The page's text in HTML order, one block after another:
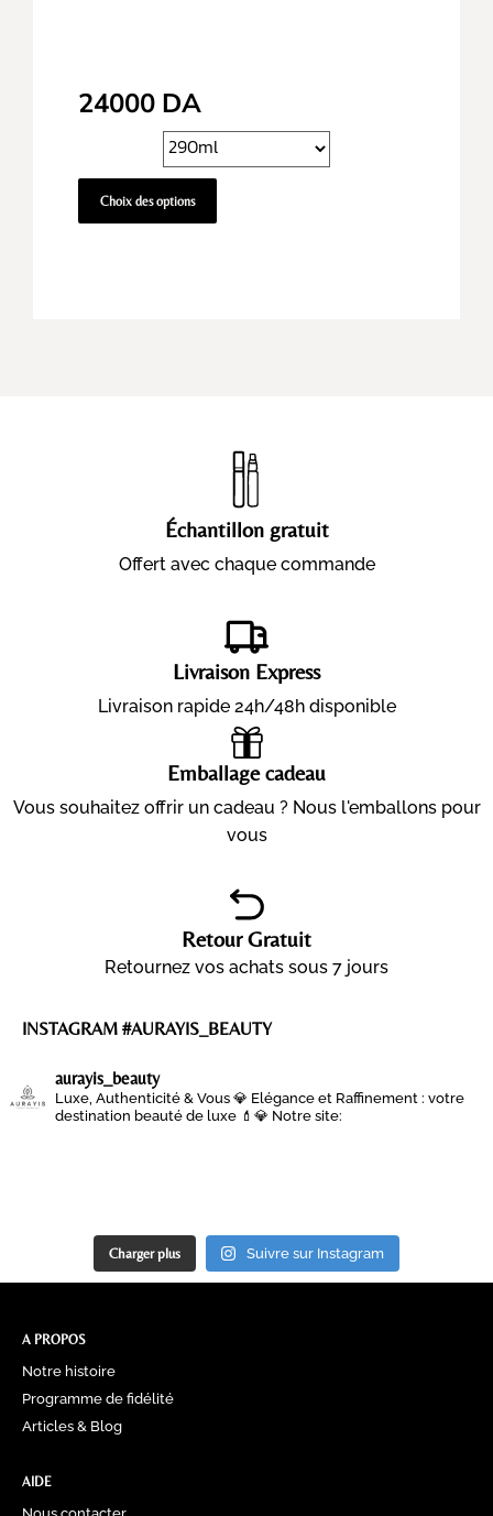
24000 DA
Choix des options
Échantillon gratuit
Offert avec chaque commande
Livraison Express
Livraison rapide 24h/48h disponible
Emballage cadeau
Vous souhaitez offrir un cadeau ? Nous l'emballons pour
vous
Retour Gratuit
Retournez vos achats sous 7 jours
INSTAGRAM #AURAYIS_BEAUTY
aurayis_beauty
Luxe, Authenticité & Vous 💎 Elégance et Raffinement : votre
destination beauté de luxe 💄💎 Notre site:
Charger plus Suivre sur Instagram
A PROPOS
Notre histoire
Programme de fidélité
Articles & Blog
AIDE